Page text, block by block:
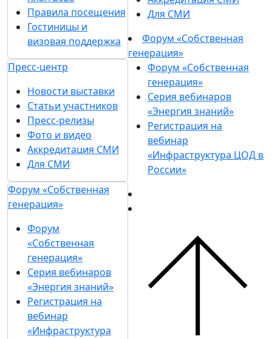
Правила посещения
Гостиницы и
визовая поддержка
Пресс-центр
Новости выставки
Статьи участников
Пресс-релизы
Фото и видео
Аккредитация СМИ
Для СМИ
Форум «Собственная
генерация»
Форум
«Собственная
генерация»
Серия вебинаров
«Энергия знаний»
Регистрация на
вебинар
«Инфраструктура
Для СМИ
Форум «Собственная
генерация»
Форум «Собственная
генерация»
Серия вебинаров
«Энергия знаний»
Регистрация на
вебинар
«Инфраструктура ЦОД в
России»